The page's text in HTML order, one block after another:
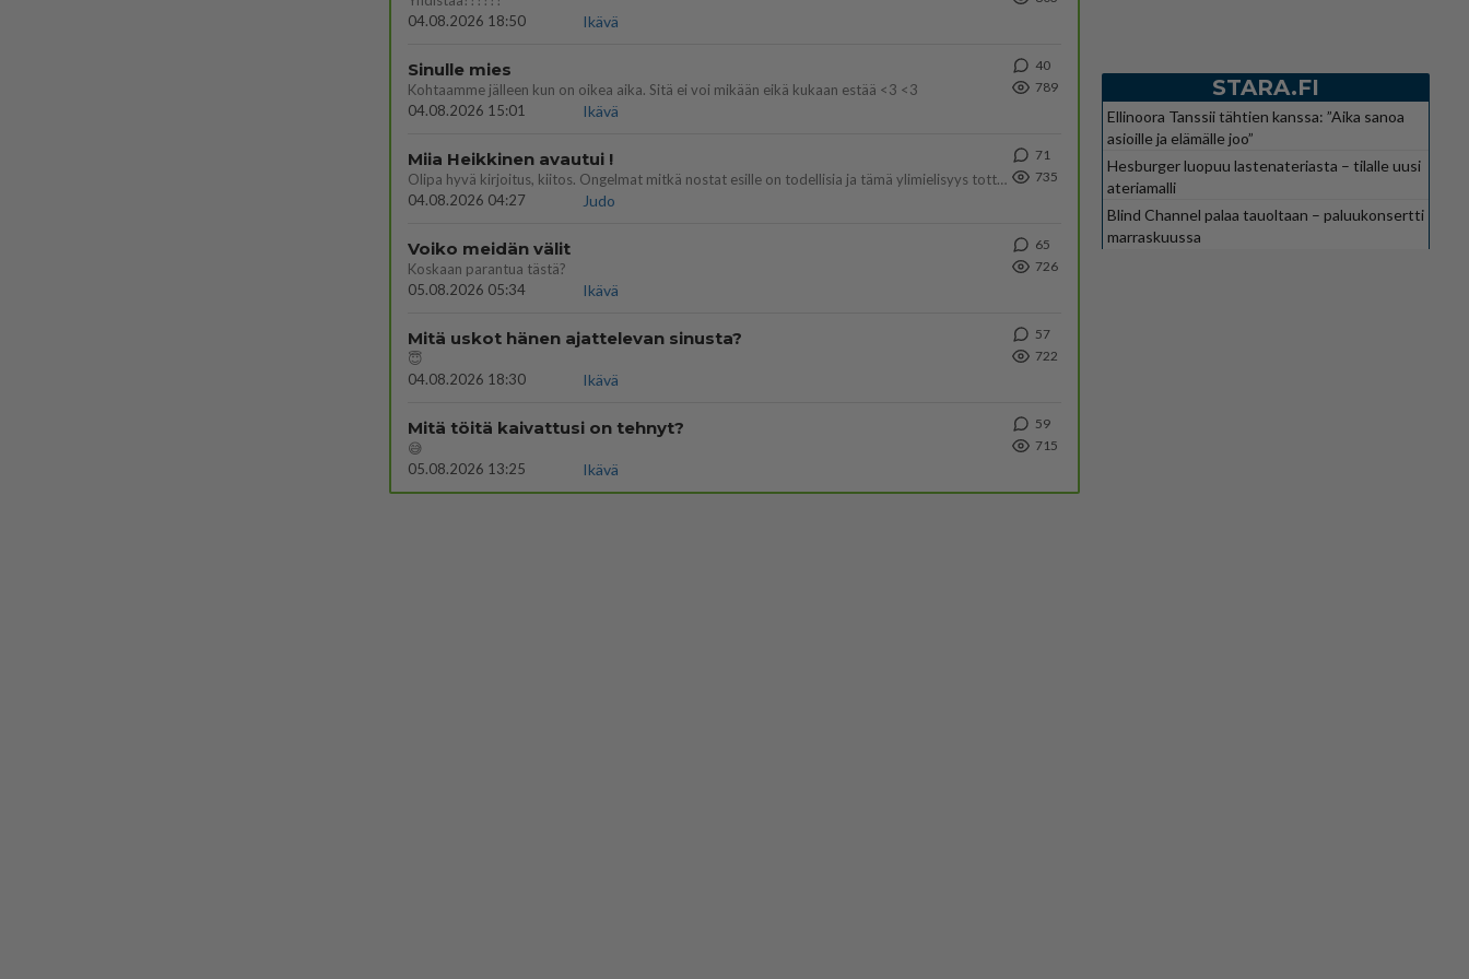
04.08.2026 18:50
Ikävä
Sinulle mies
Kohtaamme jälleen kun on oikea aika. Sitä ei voi mikään eikä kukaan estää <3 <3
04.08.2026 15:01
Ikävä
40
789
Miia Heikkinen avautui !
Olipa hyvä kirjoitus, kiitos. Ongelmat mitkä nostat esille on todellisia ja tämä ylimielisyys totta ja se näkyy kaikessa
04.08.2026 04:27
Judo
71
735
Voiko meidän välit
Koskaan parantua tästä?
05.08.2026 05:34
Ikävä
65
726
Mitä uskot hänen ajattelevan sinusta?
😇
04.08.2026 18:30
Ikävä
57
722
Mitä töitä kaivattusi on tehnyt?
😅
05.08.2026 13:25
Ikävä
59
715
STARA.FI
Ellinoora Tanssii tähtien kanssa: ”Aika sanoa
asioille ja elämälle joo”
Hesburger luopuu lastenateriasta – tilalle uusi
ateriamalli
Blind Channel palaa tauoltaan – paluukonsertti
marraskuussa